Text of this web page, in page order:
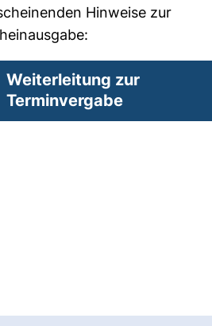
Hinweise zur
Weiterleitung zur
Terminvergabe(externer